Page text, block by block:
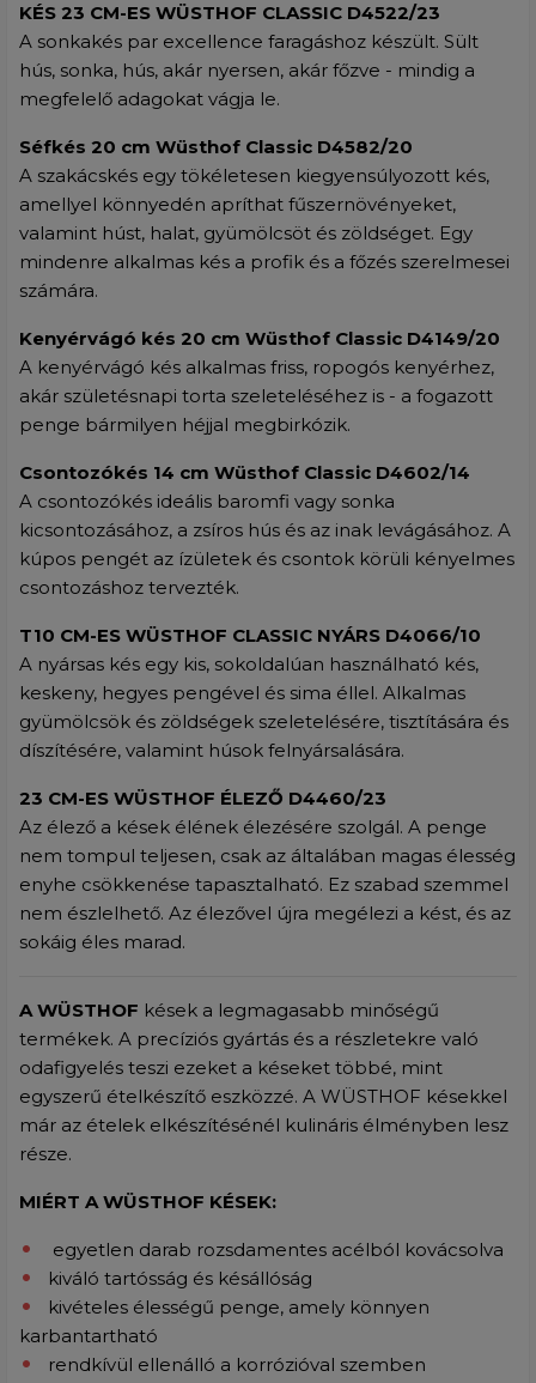
KÉS 23 CM-ES WÜSTHOF CLASSIC D4522/23
A sonkakés par excellence faragáshoz készült. Sült
hús, sonka, hús, akár nyersen, akár főzve - mindig a
megfelelő adagokat vágja le.
Séfkés 20 cm Wüsthof Classic D4582/20
A szakácskés egy tökéletesen kiegyensúlyozott kés,
amellyel könnyedén apríthat fűszernövényeket,
valamint húst, halat, gyümölcsöt és zöldséget. Egy
mindenre alkalmas kés a profik és a főzés szerelmesei
számára.
Kenyérvágó kés 20 cm Wüsthof Classic D4149/20
A kenyérvágó kés alkalmas friss, ropogós kenyérhez,
akár születésnapi torta szeleteléséhez is - a fogazott
penge bármilyen héjjal megbirkózik.
Csontozókés 14 cm Wüsthof Classic D4602/14
A csontozókés ideális baromfi vagy sonka
kicsontozásához, a zsíros hús és az inak levágásához. A
kúpos pengét az ízületek és csontok körüli kényelmes
csontozáshoz tervezték.
T10 CM-ES WÜSTHOF CLASSIC NYÁRS D4066/10
A nyársas kés egy kis, sokoldalúan használható kés,
keskeny, hegyes pengével és sima éllel. Alkalmas
gyümölcsök és zöldségek szeletelésére, tisztítására és
díszítésére, valamint húsok felnyársalására.
23 CM-ES WÜSTHOF ÉLEZŐ D4460/23
Az élező a kések élének élezésére szolgál. A penge
nem tompul teljesen, csak az általában magas élesség
enyhe csökkenése tapasztalható. Ez szabad szemmel
nem észlelhető. Az élezővel újra megélezi a kést, és az
sokáig éles marad.
A WÜSTHOF kések a legmagasabb minőségű
termékek. A precíziós gyártás és a részletekre való
odafigyelés teszi ezeket a késeket többé, mint
egyszerű ételkészítő eszközzé. A WÜSTHOF késekkel
már az ételek elkészítésénél kulináris élményben lesz
része.
MIÉRT A WÜSTHOF KÉSEK:
egyetlen darab rozsdamentes acélból kovácsolva
kiváló tartósság és késállóság
kivételes élességű penge, amely könnyen
karbantartható
rendkívül ellenálló a korrózióval szemben